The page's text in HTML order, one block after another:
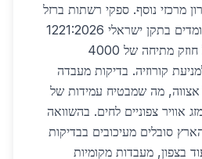
מרכזי נוסף. ספקי רשתות ברזל
ליציקות בטון בעפולה עומדים בתקן ישראלי 1221:2026
המעודכן, עם ברזל בעל חוזק מתיחה של 4000
קורוזיה. בדיקות מעבדה
אצווה, מה שמבטיח עמידות של
אוויר צפוניים לחים. בהשוואה
סובלים מעיכובים בבדיקות
בצפון, מעבדות מקומיות